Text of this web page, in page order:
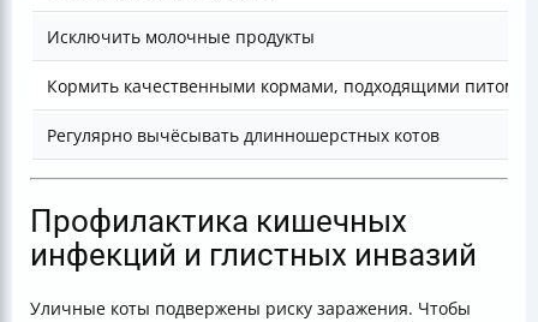
Исключить молочные продукты
Кормить качественными кормами, подходящими питомцу
Регулярно вычёсывать длинношерстных котов
Профилактика кишечных
инфекций и глистных инвазий
Уличные коты подвержены риску заражения. Чтобы